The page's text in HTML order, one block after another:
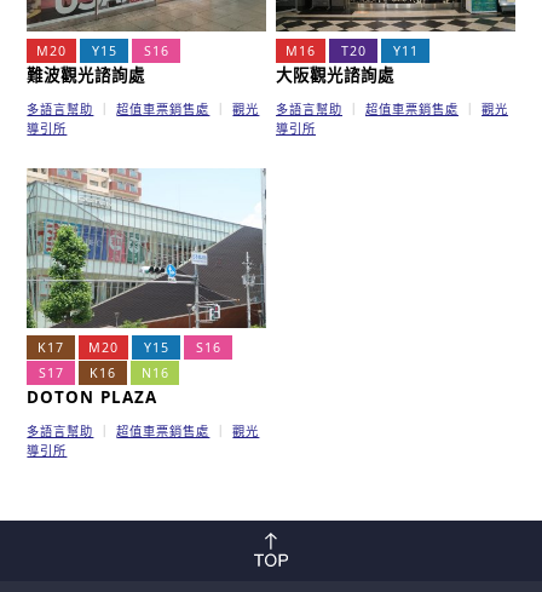
M20 Y15 S16
難波觀光諮詢處
多語言幫助 超值車票銷售處
觀光
導引所
M16 T20 Y11
大阪觀光諮詢處
多語言幫助 超值車票銷售處
觀光
導引所
K17 M20 Y15
S16
S17
K16 N16
DOTON PLAZA
多語言幫助 超值車票銷售處
觀光
導引所